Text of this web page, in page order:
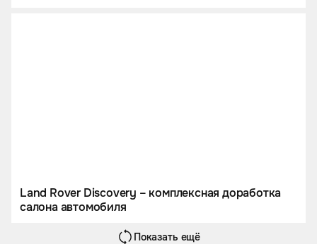
Land Rover Discovery – комплексная доработка
салона автомобиля
Показать ещё